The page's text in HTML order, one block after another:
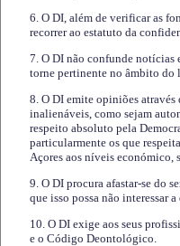
6. O DI, além de verificar as
recorrer ao estatuto da
7. O DI não confunde notícias
torne pertinente no âmbito
8. O DI emite opiniões
inalienáveis, como sejam
respeito absoluto pela
particularmente os que
Açores aos níveis económico,
9. O DI procura afastar-se do
que isso possa não interessar
10. O DI exige aos seus
e o Código Deontológico.